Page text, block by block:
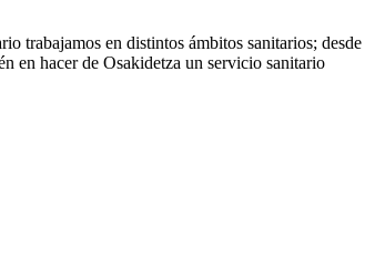
trabajamos en distintos ámbitos sanitarios; desde
en hacer de Osakidetza un servicio sanitario